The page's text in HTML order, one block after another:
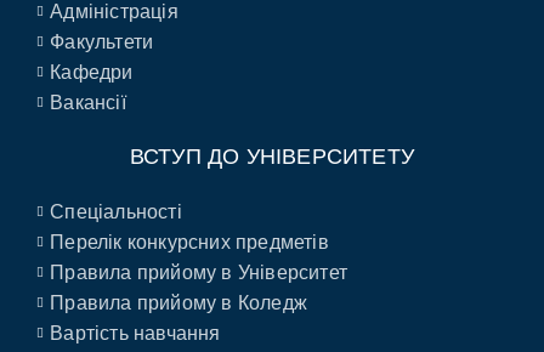
Адміністрація
Факультети
Кафедри
Вакансії
ВСТУП ДО УНІВЕРСИТЕТУ
Спеціальності
Перелік конкурсних предметів
Правила прийому в Університет
Правила прийому в Коледж
Вартість навчання